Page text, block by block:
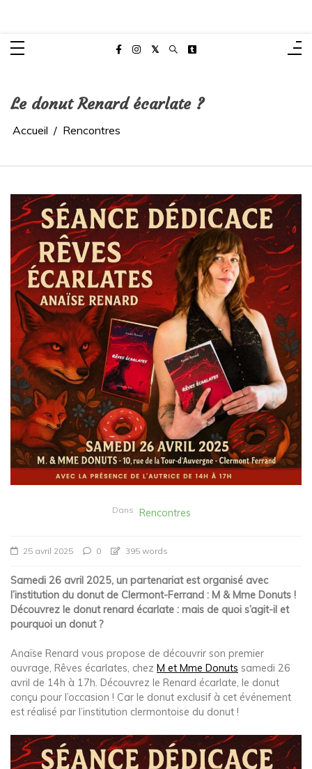
Le donut Renard écarlate ?
Accueil Rencontres
Dans Rencontres
25 avril 2025 0 395 words
Samedi 26 avril 2025, un partenariat est organisé avec
l’institution du donut de Clermont-Ferrand : M & Mme Donuts !
Découvrez le donut renard écarlate : mais de quoi s’agit-il et
pourquoi un donut ?
Anaïse Renard vous propose de découvrir son premier
ouvrage, Rêves écarlates, chez M et Mme Donuts samedi 26
avril de 14h à 17h. Découvrez le Renard écarlate, le donut
conçu pour l’occasion ! Car le donut exclusif à cet événement
est réalisé par l’institution clermontoise du donut !